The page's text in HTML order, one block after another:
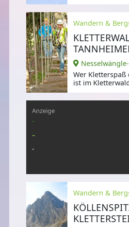
Wandern &
Wer
ist im
Anzeige
-
-
-
Wandern &